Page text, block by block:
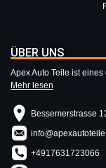
ÜBER UNS
Apex Auto Teile ist
Mehr lesen
Bessemerstrasse
+4917631723066